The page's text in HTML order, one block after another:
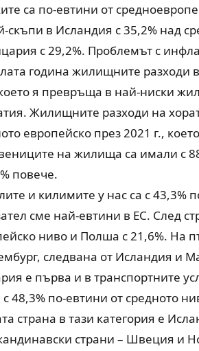
са по-евтини от
скъпи в Исландия с 35,2% над
с 29,2%. Проблемът с
година жилищните разходи
я превръща в най-ниски
Жилищните разходи на
европейско през 2021 г.,
на жилища са имали с
повече.
и килимите у нас са с 43,3%
сме най-евтини в ЕС. След
ниво и Полша с 21,6%. На
следвана от Исландия и
е първа и в транспортните
48,3% по-евтини от средното
страна в тази категория е
страни – Швеция и